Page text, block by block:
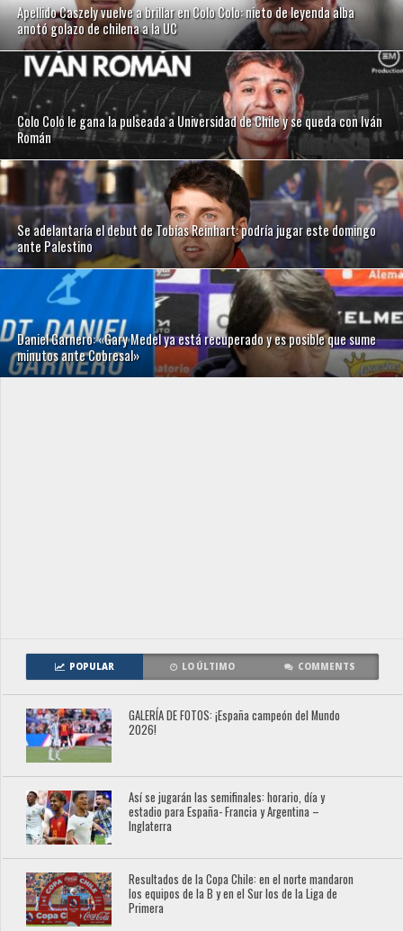
Apellido Caszely vuelve a brillar en Colo Colo: nieto de leyenda alba
anotó golazo de chilena a la UC
Colo Colo le gana la pulseada a Universidad de Chile y se queda con Iván
Román
Se adelantaría el debut de Tobías Reinhart: podría jugar este domingo
ante Palestino
Daniel Garnero: «Gary Medel ya está recuperado y es posible que sume
minutos ante Cobresal»
POPULAR LO ÚLTIMO COMMENTS
GALERÍA DE FOTOS: ¡España campeón del Mundo
2026!
Así se jugarán las semifinales: horario, día y
estadio para España- Francia y Argentina –
Inglaterra
Resultados de la Copa Chile: en el norte mandaron
los equipos de la B y en el Sur los de la Liga de
Primera